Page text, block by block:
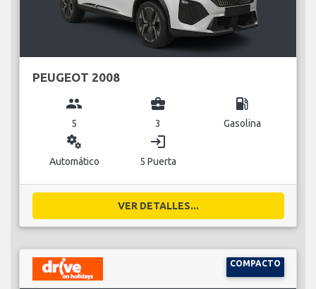
PEUGEOT 2008
group
5
business_center
3
local_gas_station
Gasolina
miscellaneous_services
Automático
login
5 Puerta
VER DETALLES...
COMPACTO